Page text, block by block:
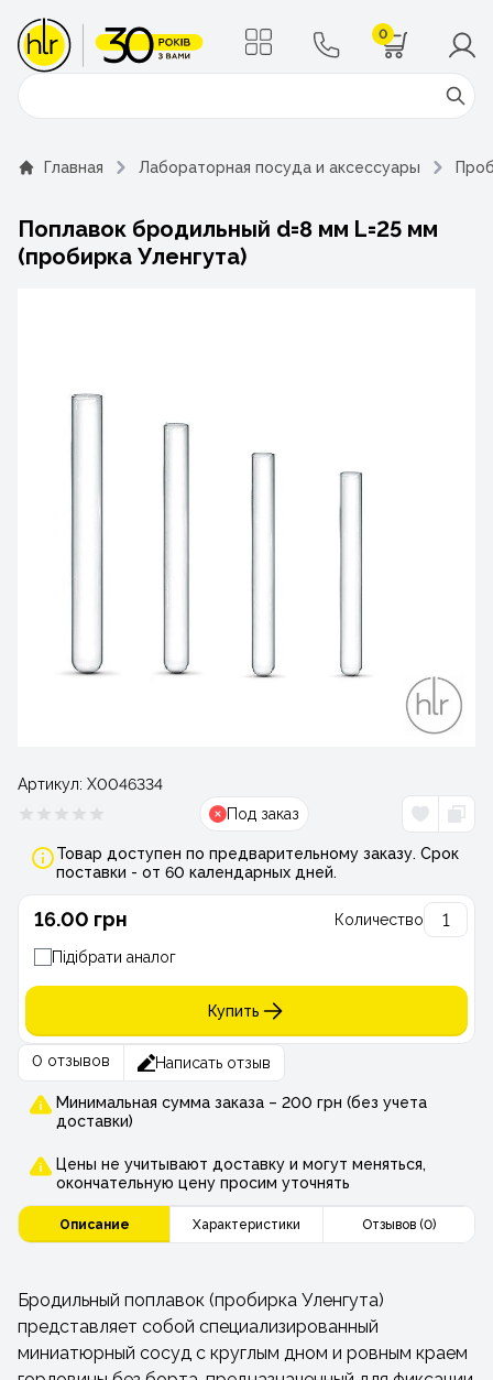
0
Поиск
Главная Лабораторная посуда и аксессуары
Поплавок бродильный d=8 мм L=25 мм
(пробирка Уленгута)
Артикул: Х0046334
Под заказ
Товар доступен по предварительному заказу. Срок
поставки - от 60 календарных дней.
16.00 грн Количество
Підібрати аналог
Купить
0 отзывов Написать отзыв
Минимальная сумма заказа – 200 грн (без учета
доставки)
Цены не учитывают доставку и могут меняться,
окончательную цену просим уточнять
Описание Характеристики Отзывов (0)
Бродильный поплавок (пробирка Уленгута)
представляет собой специализированный
миниатюрный сосуд с круглым дном и ровным краем